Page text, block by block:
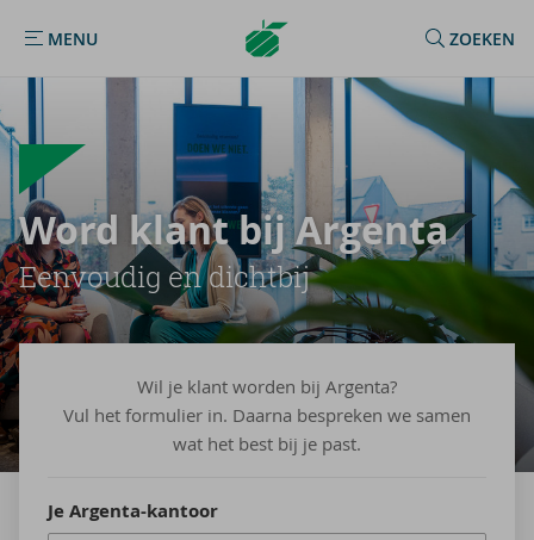
MENU
MENU
Argenta
Homepage
ZOEKEN
Word klant bij Argenta
Een­vou­dig en dicht­bij
Wil je klant worden bij Argenta?
Vul het formulier in. Daarna bespreken we samen
wat het best bij je past.
Je Argenta-kantoor